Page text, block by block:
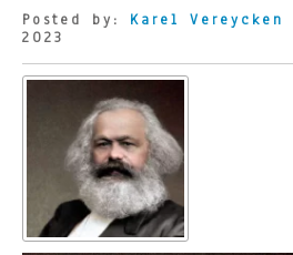
Posted by: Karel Vereycken
2023